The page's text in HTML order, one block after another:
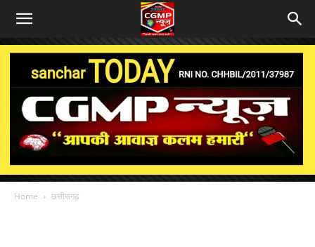
Home छत्तीसगढ़